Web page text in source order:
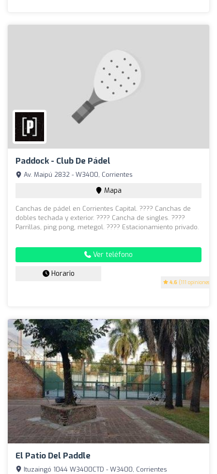
Paddock - Club De Pádel
4.6 (111 opiniones)
Av. Maipú 2832 - W3400, Corrientes
Mapa
Canchas de pádel en Corrientes Capital. ???? Canchas de
dobles techada y exterior. ???? Cancha de singles. ????
Parrillas, ping pong, metegol. ???? Estacionamiento privado.
Ver teléfono
Horario
El Patio Del Paddle
Ituzaingó 1044 W3400CTD - W3400, Corrientes